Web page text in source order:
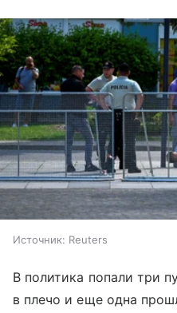
Источник: Reuters
В политика попали три
в плечо и еще одна